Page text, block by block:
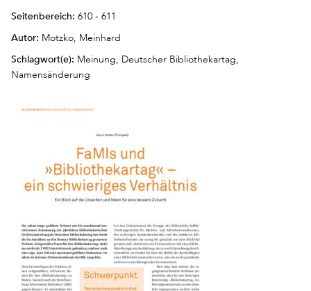
Seitenbereich: 610 - 611
Autor: Motzko, Meinhard
Schlagwort(e): Meinung, Deutscher Bibliothekartag,
Namensänderung